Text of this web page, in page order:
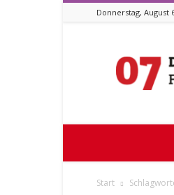
Donnerstag, August
Start